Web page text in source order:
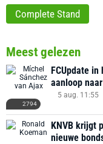
Complete Stand
Meest gelezen
2794
FCUpdate
aanloop
5 aug. 11:55
KNVB krijgt
nieuwe